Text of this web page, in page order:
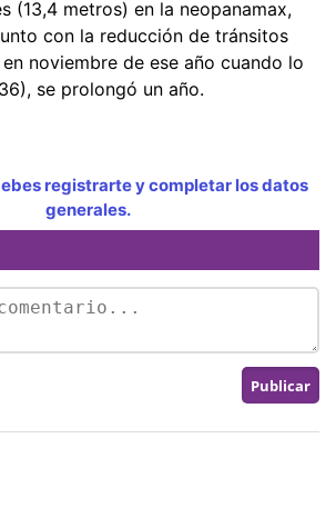
(13,4 metros) en la neopanamax,
con la reducción de tránsitos
noviembre de ese año cuando lo
se prolongó un año.
registrarte y completar los datos
generales.